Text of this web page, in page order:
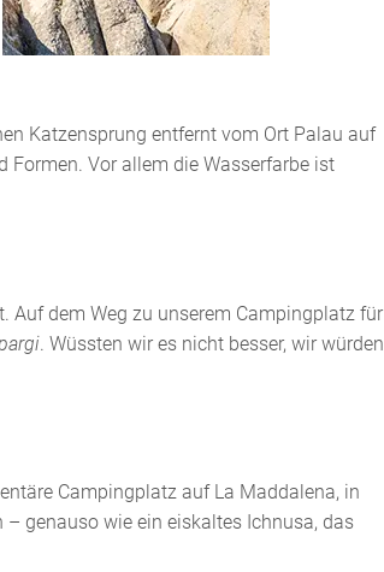
Katzensprung entfernt vom Ort Palau auf
Formen. Vor allem die Wasserfarbe ist
Auf dem Weg zu unserem Campingplatz für
. Wüssten wir es nicht besser, wir würden
Campingplatz auf La Maddalena, in
genauso wie ein eiskaltes Ichnusa, das